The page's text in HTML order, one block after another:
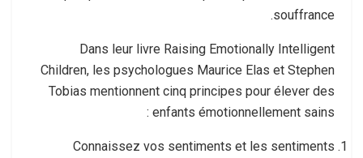
souffrance.
Dans leur livre Raising Emotionally Intelligent
Children, les psychologues Maurice Elas et Stephen
Tobias mentionnent cinq principes pour élever des
enfants émotionnellement sains :
Connaissez vos sentiments et les sentiments